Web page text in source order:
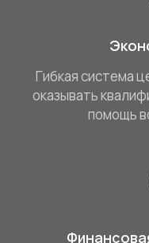
Гибкая система
оказывать
помощь